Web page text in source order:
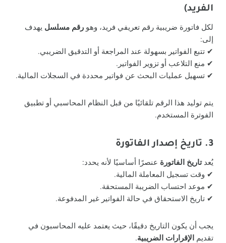
الفريد)
لكل فاتورة ضريبية رقم تعريفي فريد، وهو رقم مسلسل يهدف
إلى:
✔ تتبع الفواتير بسهولة عند المراجعة أو التدقيق الضريبي.
✔ منع التلاعب أو تزوير الفواتير.
✔ تسهيل عمليات البحث عن فواتير محددة في السجلات المالية.
يتم توليد هذا الرقم تلقائيًا من قبل النظام المحاسبي أو تطبيق
الفوترة المستخدم.
3. تاريخ إصدار الفاتورة
يُعدتاريخ الفاتورة عنصرًا أساسيًا لأنه يحدد:
✔ وقت تسجيل المعاملة المالية.
✔ موعد احتساب الضريبة المستحقة.
✔ تاريخ الاستحقاق في حالة الفواتير غير المدفوعة.
يجب أن يكون التاريخ دقيقًا، حيث يعتمد عليه المحاسبون في
تقديم الإقرارات الضريبية.